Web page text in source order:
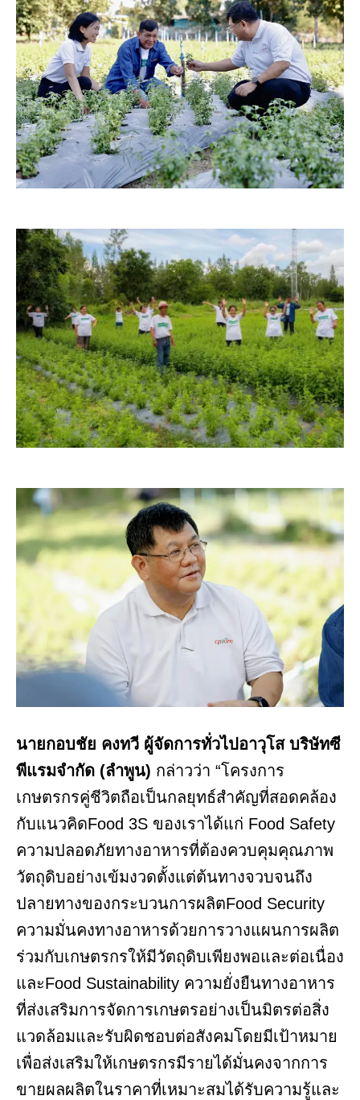
นายกอบชัย คงทวี ผู้จัดการทั่วไปอาวุโส บริษัทซี
พีแรมจำกัด (ลำพูน) กล่าวว่า “โครงการ
เกษตรกรคู่ชีวิตถือเป็นกลยุทธ์สำคัญที่สอดคล้อง
กับแนวคิดFood 3S ของเราได้แก่ Food Safety
ความปลอดภัยทางอาหารที่ต้องควบคุมคุณภาพ
วัตถุดิบอย่างเข้มงวดตั้งแต่ต้นทางจวบจนถึง
ปลายทางของกระบวนการผลิตFood Security
ความมั่นคงทางอาหารด้วยการวางแผนการผลิต
ร่วมกับเกษตรกรให้มีวัตถุดิบเพียงพอและต่อเนื่อง
และFood Sustainability ความยั่งยืนทางอาหาร
ที่ส่งเสริมการจัดการเกษตรอย่างเป็นมิตรต่อสิ่ง
แวดล้อมและรับผิดชอบต่อสังคมโดยมีเป้าหมาย
เพื่อส่งเสริมให้เกษตรกรมีรายได้มั่นคงจากการ
ขายผลผลิตในราคาที่เหมาะสมได้รับความรู้และ